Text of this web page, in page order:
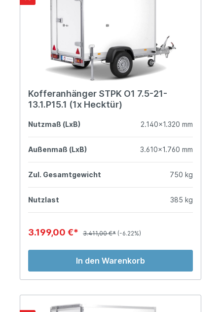
Kofferanhänger STPK O1 7.5-21-
13.1.P15.1 (1x Hecktür)
Nutzmaß (LxB) 2.140x1.320 mm
Außenmaß (LxB) 3.610x1.760 mm
Zul. Gesamtgewicht 750 kg
Nutzlast 385 kg
3.199,00 €* 3.411,00 €* (-6.22%)
In den Warenkorb